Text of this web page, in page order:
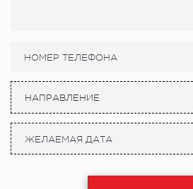
НАПРАВЛЕНИЕ